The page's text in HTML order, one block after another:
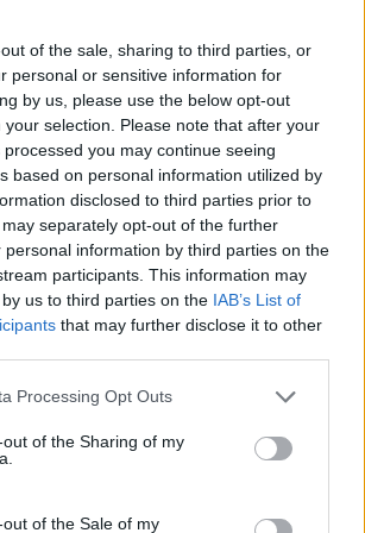
of the sale, sharing to third parties, or
personal or sensitive information for
by us, please use the below opt-out
selection. Please note that after your
you may continue seeing
based on personal information utilized by
disclosed to third parties prior to
separately opt-out of the further
personal information by third parties on the
participants. This information may
us to third parties on the IAB’s List of
that may further disclose it to other
website/app uses one or more Google
visit or usage behaviour. You may click to
to Google and its third-party tags to
specified purposes in below Google
Processing Opt Outs
of the Sharing of my
of the Sale of my
festa per i 30 anni del Diving
di Tegge
di strada con l’auto ad Arzachena: ferito il
si perdono a Tavolara: salvate dai vigili
Olbia 6 agosto, migliora il tempo in